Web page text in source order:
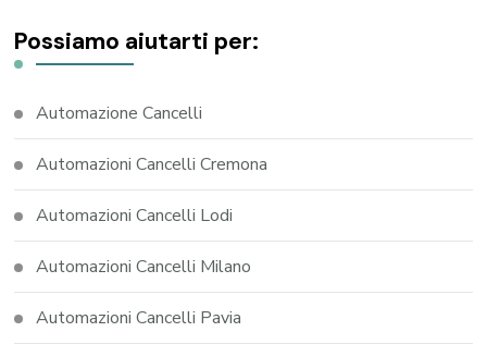
Possiamo aiutarti per:
Automazione Cancelli
Automazioni Cancelli Cremona
Automazioni Cancelli Lodi
Automazioni Cancelli Milano
Automazioni Cancelli Pavia